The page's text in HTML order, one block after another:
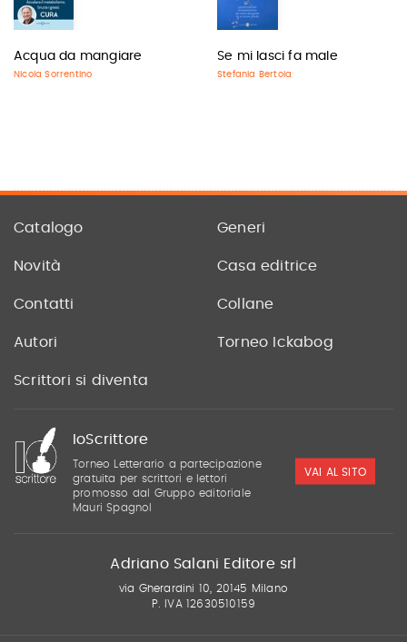
Acqua da mangiare
Nicola Sorrentino
Se mi lasci fa male
Stefania Bertola
Catalogo Generi
Novità Casa editrice
Contatti Collane
Autori Torneo Ickabog
Scrittori si diventa
IoScrittore
Torneo Letterario a partecipazione
gratuita per scrittori e lettori
promosso dal Gruppo editoriale
Mauri Spagnol
VAI AL SITO
Adriano Salani Editore srl
via Gherardini 10, 20145 Milano
P. IVA 12630510159